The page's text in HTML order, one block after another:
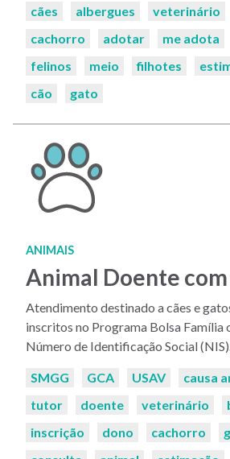
cães
albergues veterinário
cachorro
adotar me adota
felinos
meio filhotes
cão
gato
ANIMAIS
Animal Doente
Atendimento destinado a cães e
inscritos no Programa Bolsa Família
Número de Identificação Social
Palavras-
SMGG GCA USAV causa
tutor
doente veterinário
inscrição
dono cachorro